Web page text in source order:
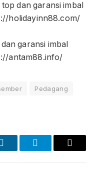
dan garansi imbal
holidayinn88.com/
garansi imbal
antam88.info/
Pedagang
LinkedInTelegramEmail